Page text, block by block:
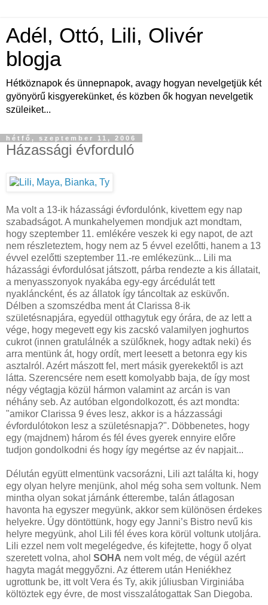
Adél, Ottó, Lili, Olivér
blogja
Hétköznapok és ünnepnapok, avagy hogyan nevelgetjük két
gyönyörű kisgyerekünket, és közben ők hogyan nevelgetik
szüleiket...
hétfő, szeptember 11, 2006
Házassági évforduló
Ma volt a 13-ik házassági évfordulónk, kivettem egy nap
szabadságot. A munkahelyemen mondjuk azt mondtam,
hogy szeptember 11. emlékére veszek ki egy napot, de azt
nem részleteztem, hogy nem az 5 évvel ezelőtti, hanem a 13
évvel ezelőtti szeptember 11.-re emlékezünk... Lili ma
házassági évfordulósat játszott, párba rendezte a kis állatait,
a menyasszonyok nyakába egy-egy árcédulát tett
nyakláncként, és az állatok így táncoltak az esküvőn.
Délben a szomszédba ment át Clarissa 8-ik
születésnapjára, egyedül otthagytuk egy órára, de az lett a
vége, hogy megevett egy kis zacskó valamilyen joghurtos
cukrot (innen gratulálnék a szülőknek, hogy adtak neki) és
arra mentünk át, hogy ordít, mert leesett a betonra egy kis
asztalról. Azért mászott fel, mert másik gyerekektől is azt
látta. Szerencsére nem esett komolyabb baja, de így most
négy végtagja közül hármon valamint az arcán is van
néhány seb. Az autóban elgondolkozott, és azt mondta:
"amikor Clarissa 9 éves lesz, akkor is a házzassági
évfordulótokon lesz a születésnapja?". Döbbenetes, hogy
egy (majdnem) három és fél éves gyerek ennyire előre
tudjon gondolkodni és hogy így megértse az év napjait...
Délután együtt elmentünk vacsorázni, Lili azt találta ki, hogy
egy olyan helyre menjünk, ahol még soha sem voltunk. Nem
mintha olyan sokat járnánk étterembe, talán átlagosan
havonta ha egyszer megyünk, akkor sem különösen érdekes
helyekre. Úgy döntöttünk, hogy egy Janni’s Bistro nevű kis
helyre megyünk, ahol Lili fél éves kora körül voltunk utoljára.
Lili ezzel nem volt megelégedve, és kifejtette, hogy ő olyat
szeretett volna, ahol SOHA nem volt még, de végül azért
hagyta magát meggyőzni. Az étterem után Heniékhez
ugrottunk be, itt volt Vera és Ty, akik júliusban Virginiába
költöztek egy évre, de most visszalátogattak San Diegoba.